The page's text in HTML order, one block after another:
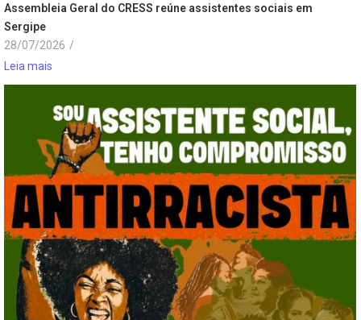
Assembleia Geral do CRESS reúne assistentes sociais em
Sergipe
28/07/2026 /
Leia mais